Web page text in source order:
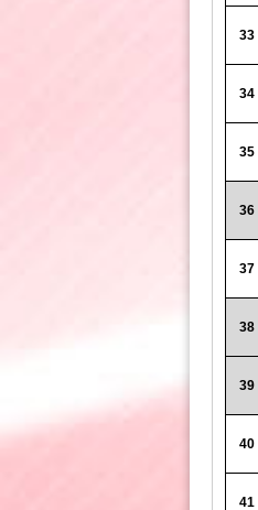
33
34
35
36
37
38
39
40
41